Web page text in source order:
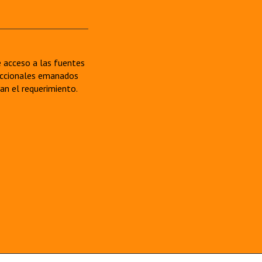
acceso a las fuentes
emanados
el requerimiento.